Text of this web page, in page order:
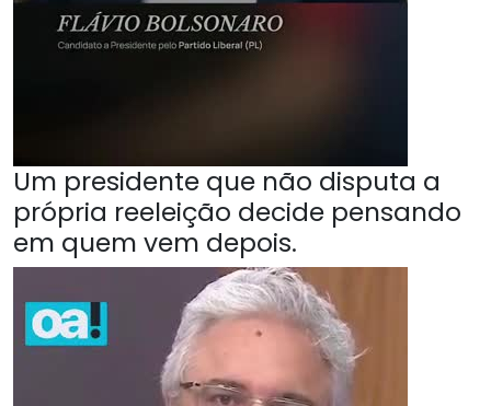
Um presidente que não disputa a
própria reeleição decide pensando
em quem vem depois.